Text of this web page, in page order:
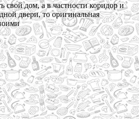
свой дом, а в частности коридор и
двери, то оригинальная